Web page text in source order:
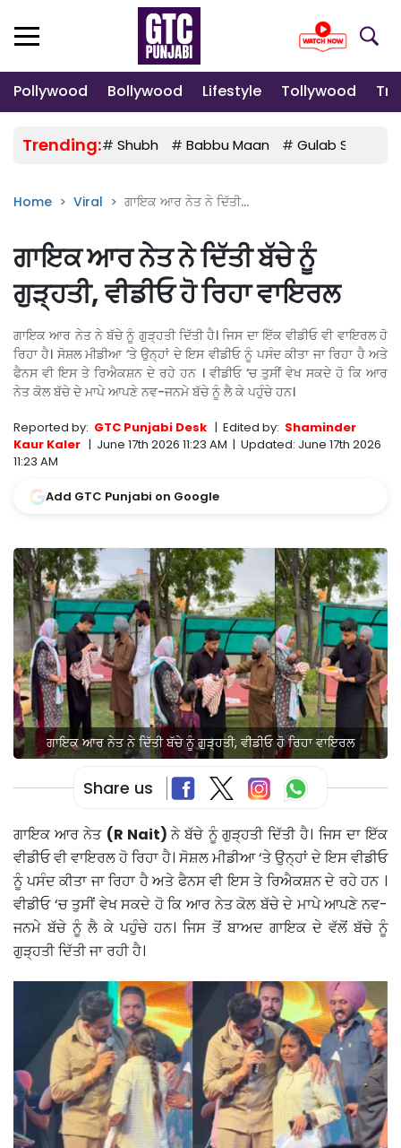
Pollywood Bollywood Lifestyle Tollywood
Trending:# Shubh # Babbu Maan # Gulab Sidhu
Home Viral ਗਾਇਕ ਆਰ ਨੇਤ ਨੇ ਦਿੱਤੀ...
ਗਾਇਕ ਆਰ ਨੇਤ ਨੇ ਦਿੱਤੀ ਬੱਚੇ ਨੂੰ
ਗੁੜ੍ਹਤੀ, ਵੀਡੀਓ ਹੋ ਰਿਹਾ ਵਾਇਰਲ
ਗਾਇਕ ਆਰ ਨੇਤ ਨੇ ਬੱਚੇ ਨੂੰ ਗੁੜ੍ਹਤੀ ਦਿੱਤੀ ਹੈ। ਜਿਸ ਦਾ ਇੱਕ ਵੀਡੀਓ ਵੀ ਵਾਇਰਲ ਹੋ
ਰਿਹਾ ਹੈ। ਸੋਸ਼ਲ ਮੀਡੀਆ ‘ਤੇ ਉਨ੍ਹਾਂ ਦੇ ਇਸ ਵੀਡੀਓ ਨੂੰ ਪਸੰਦ ਕੀਤਾ ਜਾ ਰਿਹਾ ਹੈ ਅਤੇ
ਫੈਨਸ ਵੀ ਇਸ ਤੇ ਰਿਐਕਸ਼ਨ ਦੇ ਰਹੇ ਹਨ । ਵੀਡੀਓ ‘ਚ ਤੁਸੀਂ ਵੇਖ ਸਕਦੇ ਹੋ ਕਿ ਆਰ
ਨੇਤ ਕੋਲ ਬੱਚੇ ਦੇ ਮਾਪੇ ਆਪਣੇ ਨਵ-ਜਨਮੇ ਬੱਚੇ ਨੂੰ ਲੈ ਕੇ ਪਹੁੰਚੇ ਹਨ।
Reported by: GTC Punjabi Desk | Edited by: Shaminder
Kaur Kaler | June 17th 2026 11:23 AM | Updated: June 17th 2026
11:23 AM
Add GTC Punjabi on Google
ਗਾਇਕ ਆਰ ਨੇਤ ਨੇ ਦਿੱਤੀ ਬੱਚੇ ਨੂੰ ਗੁੜ੍ਹਤੀ, ਵੀਡੀਓ ਹੋ ਰਿਹਾ ਵਾਇਰਲ
Share us
ਗਾਇਕ ਆਰ ਨੇਤ (R Nait)ਨੇ ਬੱਚੇ ਨੂੰ ਗੁੜ੍ਹਤੀ ਦਿੱਤੀ ਹੈ। ਜਿਸ ਦਾ ਇੱਕ
ਵੀਡੀਓ ਵੀ ਵਾਇਰਲ ਹੋ ਰਿਹਾ ਹੈ। ਸੋਸ਼ਲ ਮੀਡੀਆ ‘ਤੇ ਉਨ੍ਹਾਂ ਦੇ ਇਸ ਵੀਡੀਓ
ਨੂੰ ਪਸੰਦ ਕੀਤਾ ਜਾ ਰਿਹਾ ਹੈ ਅਤੇ ਫੈਨਸ ਵੀ ਇਸ ਤੇ ਰਿਐਕਸ਼ਨ ਦੇ ਰਹੇ ਹਨ ।
ਵੀਡੀਓ ‘ਚ ਤੁਸੀਂ ਵੇਖ ਸਕਦੇ ਹੋ ਕਿ ਆਰ ਨੇਤ ਕੋਲ ਬੱਚੇ ਦੇ ਮਾਪੇ ਆਪਣੇ ਨਵ-
ਜਨਮੇ ਬੱਚੇ ਨੂੰ ਲੈ ਕੇ ਪਹੁੰਚੇ ਹਨ। ਜਿਸ ਤੋਂ ਬਾਅਦ ਗਾਇਕ ਦੇ ਵੱਲੋਂ ਬੱਚੇ ਨੂੰ
ਗੁੜ੍ਹਤੀ ਦਿੱਤੀ ਜਾ ਰਹੀ ਹੈ।